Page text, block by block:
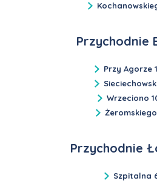
Przychodnie
Przy Agorze
Wrzeciono
Żeromskiego
Przychodnie
Szpitalna